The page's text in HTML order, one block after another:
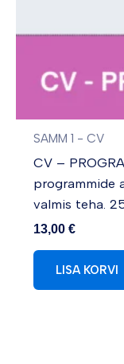
SAMM 1 - CV
CV –
programmide
valmis teha.
13,00 €
LISA KORVI